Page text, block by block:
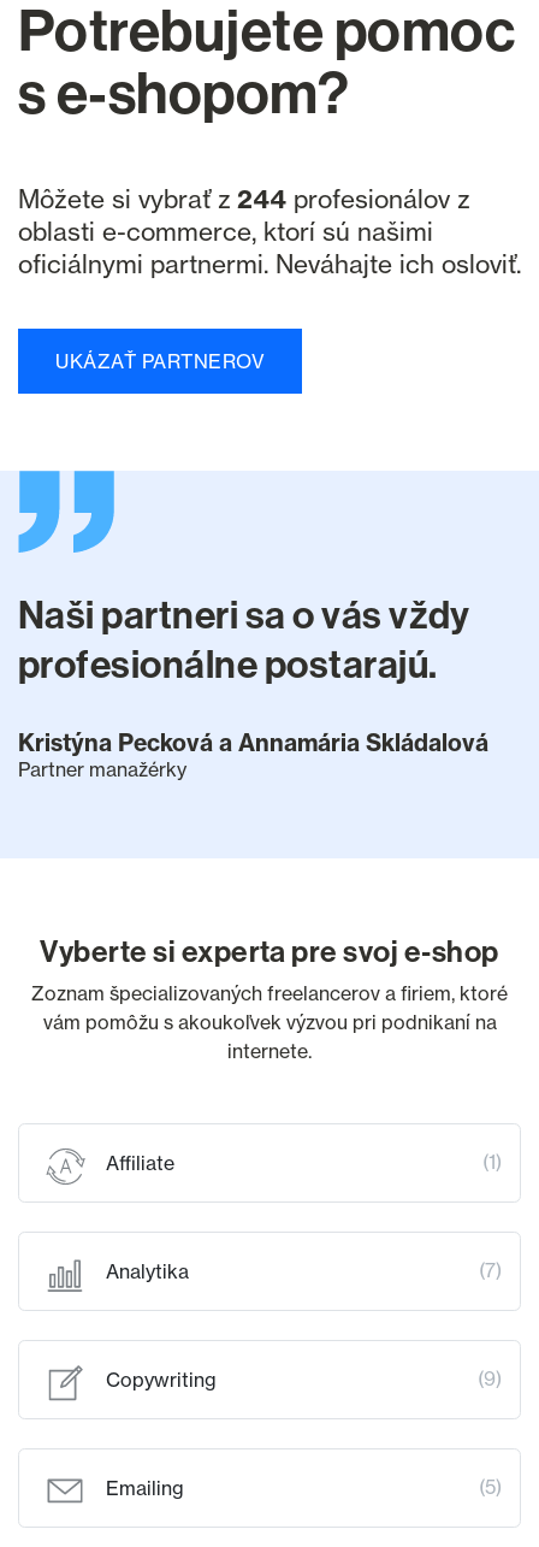
Potrebujete pomoc
s e‑shopom?
Môžete si vybrať z 244 profesionálov z
oblasti e-commerce, ktorí sú našimi
oficiálnymi partnermi. Neváhajte ich osloviť.
UKÁZAŤ PARTNEROV
Naši partneri sa o vás vždy
profesionálne postarajú.
Kristýna Pecková a Annamária Skládalová
Partner manažérky
Vyberte si experta pre svoj e‑shop
Zoznam špecializovaných freelancerov a firiem, ktoré
vám pomôžu s akoukoľvek výzvou pri podnikaní na
internete.
Affiliate (1)
Analytika (7)
Copywriting (9)
Emailing (5)